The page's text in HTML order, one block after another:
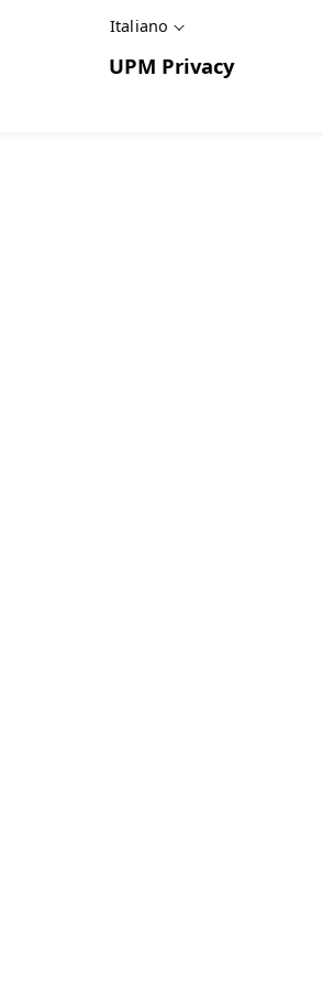
Italiano
UPM Privacy